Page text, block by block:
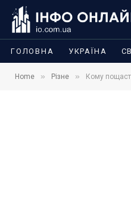
ГОЛОВНА УКРАЇНА
Home » Різне » Кому пощастить у